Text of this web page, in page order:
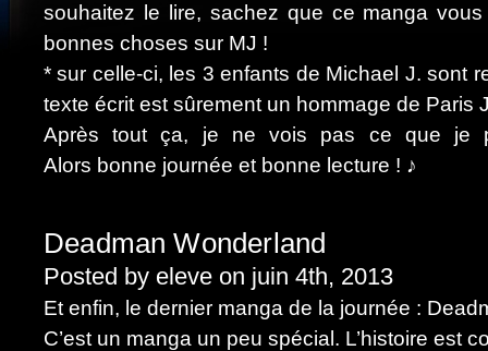
souhaitez le lire, sachez que ce manga
bonnes choses sur MJ !
* sur celle-ci, les 3 enfants de Michael J. sont
texte écrit est sûrement un hommage de Paris
Après tout ça, je ne vois pas ce que je
Alors bonne journée et bonne lecture ! ♪
Deadman Wonderland
Posted by eleve on juin 4th, 2013
Et enfin, le dernier manga de la journée :
C’est un manga un peu spécial. L’histoire est